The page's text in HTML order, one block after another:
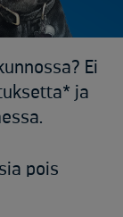
Ei
ja
pois